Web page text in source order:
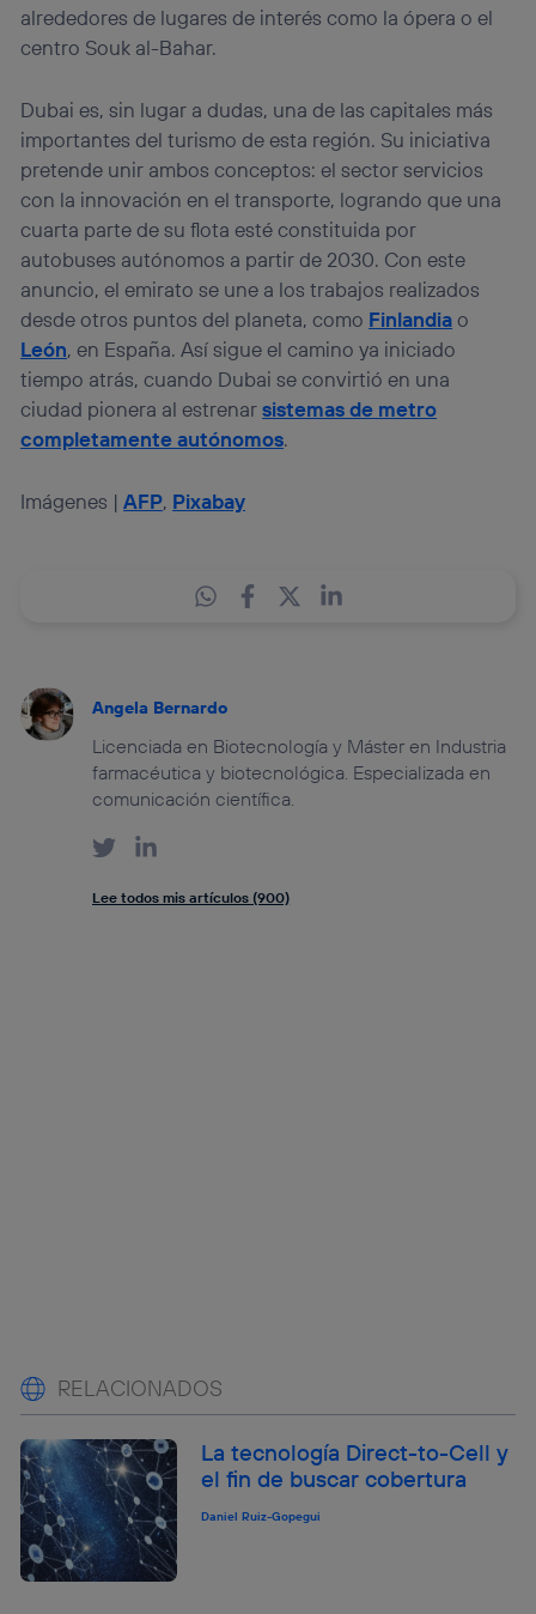
alrededores de lugares de interés como la ópera o el
centro Souk al-Bahar.
Dubai es, sin lugar a dudas, una de las capitales más
importantes del turismo de esta región. Su iniciativa
pretende unir ambos conceptos: el sector servicios
con la innovación en el transporte, logrando que una
cuarta parte de su flota esté constituida por
autobuses autónomos a partir de 2030. Con este
anuncio, el emirato se une a los trabajos realizados
desde otros puntos del planeta, como Finlandiao
León, en España. Así sigue el camino ya iniciado
tiempo atrás, cuando Dubai se convirtió en una
ciudad pionera al estrenarsistemas de metro
completamente autónomos.
Imágenes |AFP, Pixabay
Angela Bernardo
Licenciada en Biotecnología y Máster en Industria
farmacéutica y biotecnológica. Especializada en
comunicación científica.
Lee todos mis artículos (900)
RELACIONADOS
La tecnología Direct-to-Cell y
el fin de buscar cobertura
Daniel Ruiz-Gopegui